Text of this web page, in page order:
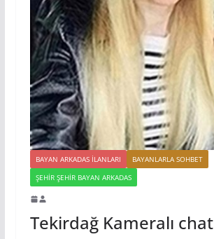
BAYAN ARKADAS ILANLARI
BAYANLARLA SOHBET
ŞEHIR ŞEHIR BAYAN ARKADAS
Tekirdağ Kameralı chat